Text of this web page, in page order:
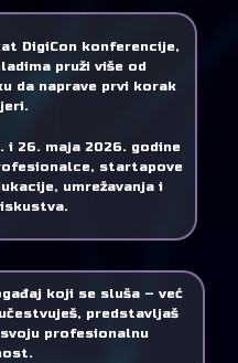
DigiCon konferencije,
pruži više od
da naprave prvi korak
i 26. maja 2026. godine
startapove
umrežavanja i
koji se sluša – već
predstavljaš
profesionalnu